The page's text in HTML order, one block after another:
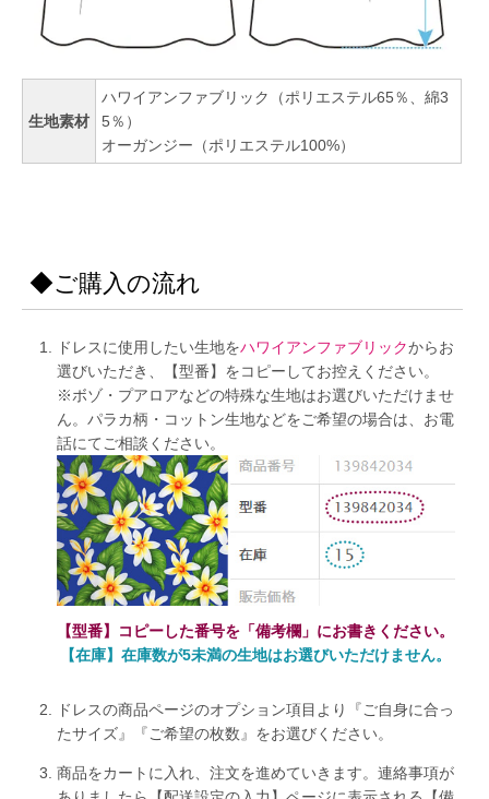
生地素材
ハワイアンファブリック（ポリエステル65％、綿3
5％）
オーガンジー（ポリエステル100%）
◆ご購入の流れ
ドレスに使用したい生地をハワイアンファブリックからお
選びいただき、【型番】をコピーしてお控えください。
※ボゾ・プアロアなどの特殊な生地はお選びいただけませ
ん。パラカ柄・コットン生地などをご希望の場合は、お電
話にてご相談ください。
【型番】コピーした番号を「備考欄」にお書きください。
【在庫】在庫数が5未満の生地はお選びいただけません。
ドレスの商品ページのオプション項目より『ご自身に合っ
たサイズ』『ご希望の枚数』をお選びください。
商品をカートに入れ、注文を進めていきます。連絡事項が